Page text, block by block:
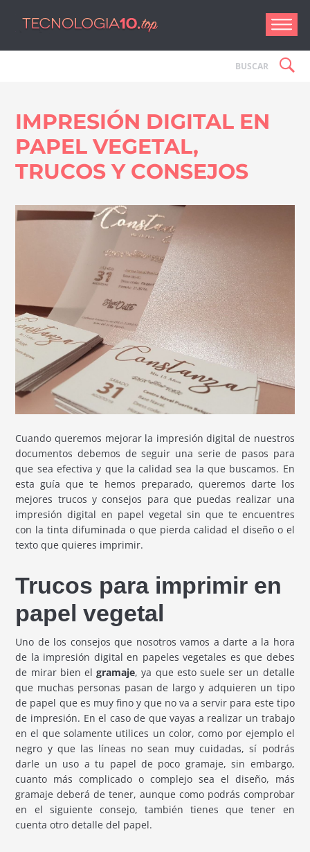
IMPRESIÓN DIGITAL EN
PAPEL VEGETAL,
TRUCOS Y CONSEJOS
Cuando queremos mejorar la impresión digital de nuestros
documentos debemos de seguir una serie de pasos para
que sea efectiva y que la calidad sea la que buscamos. En
esta guía que te hemos preparado, queremos darte los
mejores trucos y consejos para que puedas realizar una
impresión digital en papel vegetal sin que te encuentres
con la tinta difuminada o que pierda calidad el diseño o el
texto que quieres imprimir.
Trucos para imprimir en
papel vegetal
Uno de los consejos que nosotros vamos a darte a la hora
de la impresión digital en papeles vegetales es que debes
de mirar bien elgramaje, ya que esto suele ser un detalle
que muchas personas pasan de largo y adquieren un tipo
de papel que es muy fino y que no va a servir para este tipo
de impresión. En el caso de que vayas a realizar un trabajo
en el que solamente utilices un color, como por ejemplo el
negro y que las líneas no sean muy cuidadas, sí podrás
darle un uso a tu papel de poco gramaje, sin embargo,
cuanto más complicado o complejo sea el diseño, más
gramaje deberá de tener, aunque como podrás comprobar
en el siguiente consejo, también tienes que tener en
cuenta otro detalle del papel.